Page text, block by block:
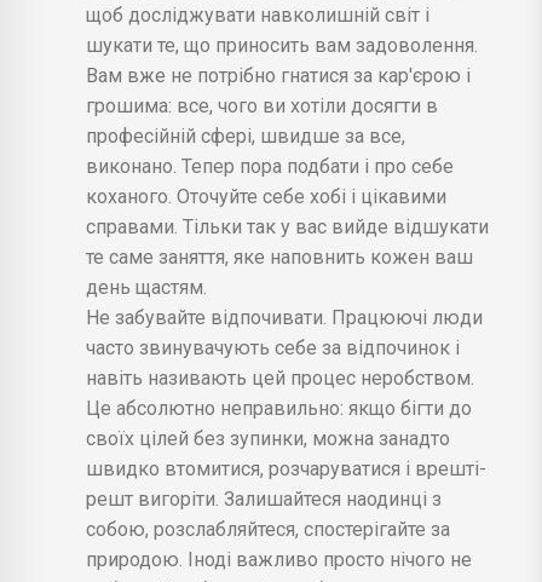
щоб досліджувати навколишній світ і
шукати те, що приносить вам задоволення.
Вам вже не потрібно гнатися за кар'єрою і
грошима: все, чого ви хотіли досягти в
професійній сфері, швидше за все,
виконано. Тепер пора подбати і про себе
коханого. Оточуйте себе хобі і цікавими
справами. Тільки так у вас вийде відшукати
те саме заняття, яке наповнить кожен ваш
день щастям.
Не забувайте відпочивати. Працюючі люди
часто звинувачують себе за відпочинок і
навіть називають цей процес неробством.
Це абсолютно неправильно: якщо бігти до
своїх цілей без зупинки, можна занадто
швидко втомитися, розчаруватися і врешті-
решт вигоріти. Залишайтеся наодинці з
собою, розслабляйтеся, спостерігайте за
природою. Іноді важливо просто нічого не